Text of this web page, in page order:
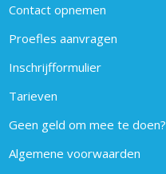
Contact opnemen
Proefles aanvragen
Inschrijfformulier
Tarieven
Geen geld om mee te doen?
Algemene voorwaarden